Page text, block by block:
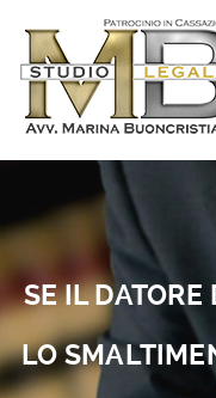
SE IL
LO